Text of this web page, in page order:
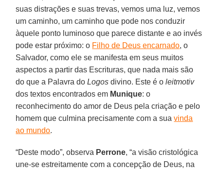
suas distrações e suas trevas, vemos uma luz, vemos
um caminho, um caminho que pode nos conduzir
àquele ponto luminoso que parece distante e ao invés
pode estar próximo: o Filho de Deus encarnado, o
Salvador, como ele se manifesta em seus muitos
aspectos a partir das Escrituras, que nada mais são
do que a Palavra doLogos divino. Este é oleitmotiv
dos textos encontrados em Munique: o
reconhecimento do amor de Deus pela criação e pelo
homem que culmina precisamente com a suavinda
ao mundo.
“Deste modo”, observa Perrone, “a visão cristológica
une-se estreitamente com a concepção de Deus, na